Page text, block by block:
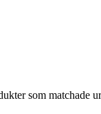
som matchade